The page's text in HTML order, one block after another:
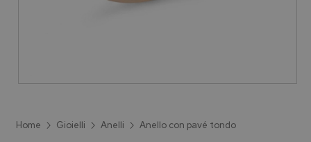
Home Gioielli Anelli Anello con pavé tondo